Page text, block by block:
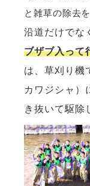
と雑草の除去
沿道だけでな
ブザブ入って
は、草刈り機
カワジシャ）
き抜いて駆除